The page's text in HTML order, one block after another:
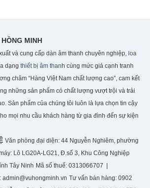
MINH
và cung cấp dàn âm thanh chuyên nghiệp, loa
dạng thiết bị âm thanh cùng mức giá cạnh tranh
châm “Hàng Việt Nam chất lượng cao”, cam kết
những sản phẩm có chất lượng vượt trội và trải
Sản phẩm của chúng tôi luôn là lựa chọn tin cậy
mọi nhu cầu khách hàng từ gia đình đến sự kiện
Văn phòng đại diện: 44 Nguyễn Nghiêm, phường
Lô LG20A-LG21, Đ.số 3, Khu Công Nghiệp
Tây Ninh Mã số thuế: 0313066707 |
admin@vuhongminh.vn Tư vấn bán hàng: 0902